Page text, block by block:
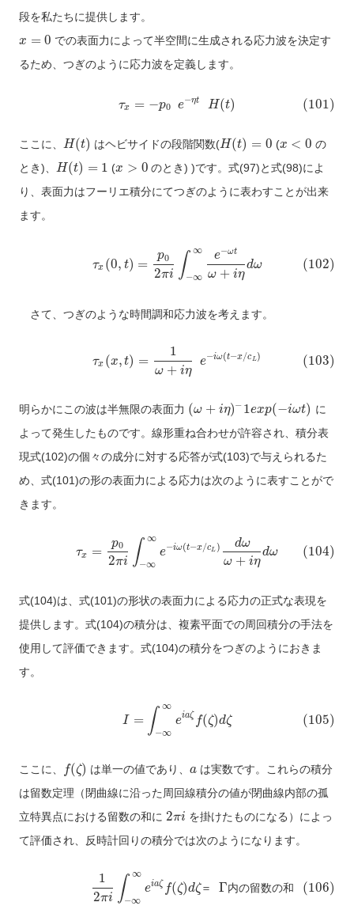
段を私たちに提供します。
x = 0 での表面力によって半空間に生成される応力波を決定す
るため、つぎのように応力波を定義します。
τx = −p0 e−ηt H(t) (101)
ここに、 H(t) はヘビサイドの段階関数(H(t) = 0 (x < 0 の
とき)、 H(t) = 1 (x > 0 のとき) )です。式(97)と式(98)によ
り、表面力はフーリエ積分にてつぎのように表わすことが出来
ます。
τx (0, t) =
p0
2πi ∫ ∞
−∞
e−ωt
ω + iη
dω (102)
さて、つぎのような時間調和応力波を考えます。
τx (x, t) =
1
ω + iη
e−iω(t−x/c L) (103)
明らかにこの波は半無限の表面力 (ω + iη)− 1exp(−iωt) に
よって発生したものです。線形重ね合わせが許容され、積分表
現式(102)の個々の成分に対する応答が式(103)で与えられるた
め、式(101)の形の表面力による応力は次のように表すことがで
きます。
τx =
p0
2πi ∫ ∞
−∞
e−iω(t−x/cL ) dω
ω + iη
dω (104)
式(104)は、式(101)の形状の表面力による応力の正式な表現を
提供します。式(104)の積分は、複素平面での周回積分の手法を
使用して評価できます。式(104)の積分をつぎのようにおきま
す。
I = ∫ ∞
−∞
eiaζ f(ζ)dζ (105)
ここに、 f(ζ) は単一の値であり、a は実数です。これらの積分
は留数定理（閉曲線に沿った周回線積分の値が閉曲線内部の孤
立特異点における留数の和に 2πi を掛けたものになる）によっ
て評価され、反時計回りの積分では次のようになります。
1
2πi ∫ ∞
−∞
eiaζ f(ζ)dζ＝ Γ内の留数の和 (106)